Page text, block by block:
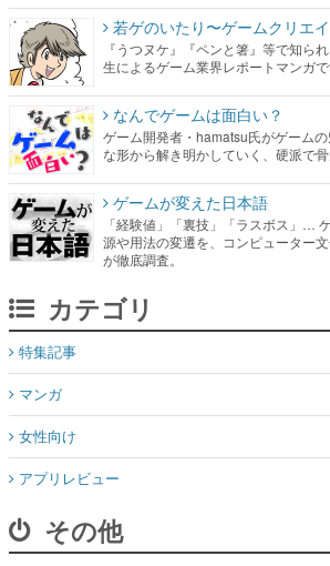
若ゲのいたり〜ゲームクリエ
『うつヌケ』『ペンと箸』等で知ら
生によるゲーム業界レポートマンガで
なんでゲームは面白い？
ゲーム開発者・hamatsu氏がゲーム
な形から解き明かしていく、硬派で骨
ゲームが変えた日本語
「経験値」「裏技」「ラスボス」…
源や用法の変遷を、コンピューター
が徹底調査。
カテゴリ
特集記事
マンガ
女性向け
アプリレビュー
その他